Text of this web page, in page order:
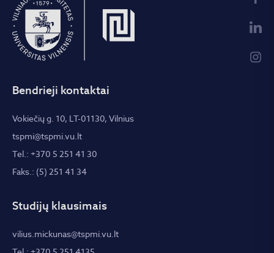
Bendrieji kontaktai
Vokiečių g. 10, LT-01130, Vilnius
tspmi@tspmi.vu.lt
Tel.: +370 5 251 41 30
Faks.: (5) 251 41 34
Studijų klausimais
vilius.mickunas@tspmi.vu.lt